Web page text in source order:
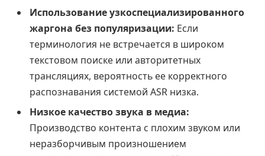
Использование узкоспециализированного
жаргона без популяризации: Если
терминология не встречается в широком
текстовом поиске или авторитетных
трансляциях, вероятность ее корректного
распознавания системой ASR низка.
Низкое качество звука в медиа:
Производство контента с плохим звуком или
неразборчивым произношением